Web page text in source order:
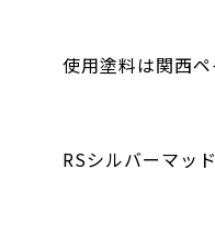
使用塗料は関西
RSシルバーマッ